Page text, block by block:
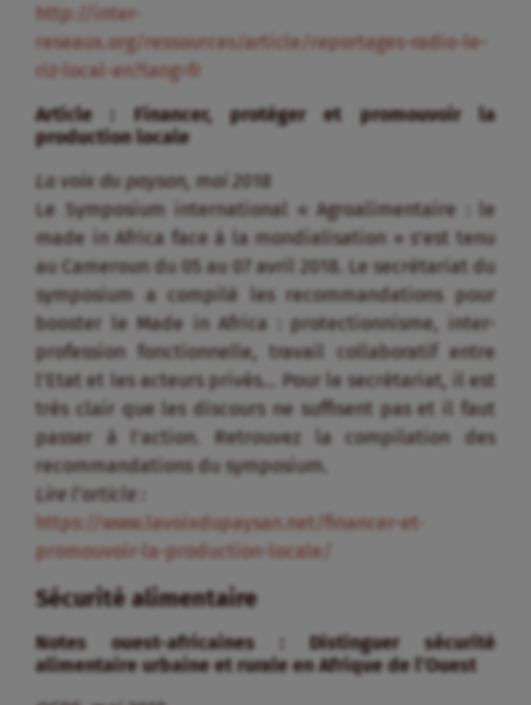
http://inter-
reseaux.org/ressources/article/reportages-radio-le-
riz-local-en?lang=fr
Article : Financer, protéger et promouvoir la
production locale
La voix du paysan, mai 2018
Le Symposium international « Agroalimentaire : le
made in Africa face à la mondialisation » s’est tenu
au Cameroun du 05 au 07 avril 2018. Le secrétariat du
symposium a compilé les recommandations pour
booster le Made in Africa : protectionnisme, inter-
profession fonctionnelle, travail collaboratif entre
l’Etat et les acteurs privés… Pour le secrétariat, il est
très clair que les discours ne suffisent pas et il faut
passer à l’action. Retrouvez la compilation des
recommandations du symposium.
Lire l’article :
https://www.lavoixdupaysan.net/financer-et-
promouvoir-la-production-locale/
Sécurité alimentaire
Notes ouest-africaines : Distinguer sécurité
alimentaire urbaine et rurale en Afrique de l’Ouest